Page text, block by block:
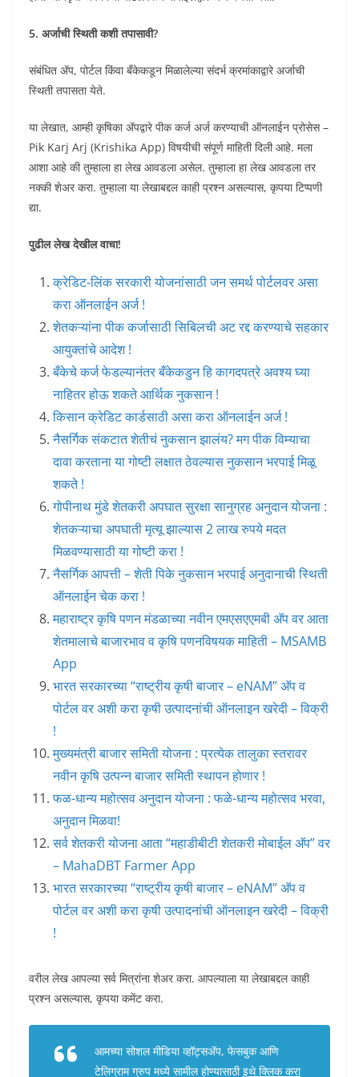
5. अर्जाची स्थिती कशी तपासावी?
संबंधित ॲप, पोर्टल किंवा बँकेकडून मिळालेल्या संदर्भ क्रमांकाद्वारे अर्जाची
स्थिती तपासता येते.
या लेखात, आम्ही कृषिका ॲपद्वारे पीक कर्ज अर्ज करण्याची ऑनलाईन प्रोसेस –
Pik Karj Arj (Krishika App) विषयीची संपूर्ण माहिती दिली आहे. मला
आशा आहे की तुम्हाला हा लेख आवडला असेल. तुम्हाला हा लेख आवडला तर
नक्की शेअर करा. तुम्हाला या लेखाबद्दल काही प्रश्न असल्यास, कृपया टिप्पणी
द्या.
पुढील लेख देखील वाचा!
क्रेडिट-लिंक सरकारी योजनांसाठी जन समर्थ पोर्टलवर असा
करा ऑनलाईन अर्ज !
शेतकऱ्यांना पीक कर्जासाठी सिबिलची अट रद्द करण्याचे सहकार
आयुक्तांचे आदेश !
बँकेचे कर्ज फेडल्यानंतर बँकेकडुन हि कागदपत्रे अवश्य घ्या
नाहितर होऊ शकते आर्थिक नुकसान !
किसान क्रेडिट कार्डसाठी असा करा ऑनलाईन अर्ज !
नैसर्गिक संकटात शेतीचं नुकसान झालंय? मग पीक विम्याचा
दावा करताना या गोष्टी लक्षात ठेवल्यास नुकसान भरपाई मिळू
शकते !
गोपीनाथ मुंडे शेतकरी अपघात सुरक्षा सानुग्रह अनुदान योजना :
शेतकऱ्याचा अपघाती मृत्यू झाल्यास 2 लाख रुपये मदत
मिळवण्यासाठी या गोष्टी करा !
नैसर्गिक आपत्ती – शेती पिके नुकसान भरपाई अनुदानाची स्थिती
ऑनलाईन चेक करा !
महाराष्ट्र कृषि पणन मंडळाच्या नवीन एमएसएएमबी अ‍ॅप वर आता
शेतमालाचे बाजारभाव व कृषि पणनविषयक माहिती – MSAMB
App
भारत सरकारच्या “राष्ट्रीय कृषी बाजार – eNAM” अ‍ॅप व
पोर्टल वर अशी करा कृषी उत्पादनांची ऑनलाइन खरेदी – विक्री
!
मुख्यमंत्री बाजार समिती योजना : प्रत्येक तालुका स्तरावर
नवीन कृषि उत्पन्न बाजार समिती स्थापन होणार !
फळ-धान्य महोत्सव अनुदान योजना : फळे-धान्य महोत्सव भरवा,
अनुदान मिळवा!
सर्व शेतकरी योजना आता “महाडीबीटी शेतकरी मोबाईल अ‍ॅप” वर
– MahaDBT Farmer App
भारत सरकारच्या “राष्ट्रीय कृषी बाजार – eNAM” अ‍ॅप व
पोर्टल वर अशी करा कृषी उत्पादनांची ऑनलाइन खरेदी – विक्री
!
वरील लेख आपल्या सर्व मित्रांना शेअर करा. आपल्याला या लेखाबद्दल काही
प्रश्न असल्यास, कृपया कमेंट करा.
आमच्या सोशल मीडिया व्हॉट्सअ‍ॅप, फेसबुक आणि
टेलिग्राम ग्रुप मध्ये सामील होण्यासाठीइथे क्लिक करा